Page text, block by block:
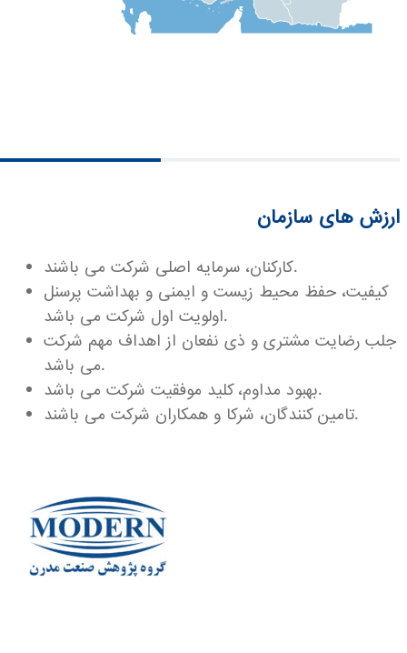
ارزش های سازمان
کارکنان، سرمایه اصلی شرکت می باشند.
کیفیت، حفظ محیط زیست و ایمنی و بهداشت پرسنل
اولویت اول شرکت می باشد.
جلب رضایت مشتری و ذی نفعان از اهداف مهم شرکت
می باشد.
بهبود مداوم، کلید موفقیت شرکت می باشد.
تامین کنندگان، شرکا و همکاران شرکت می باشند.